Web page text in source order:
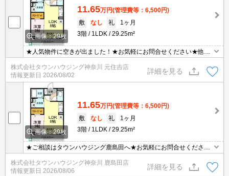
画像：29枚
11.65万円(管理費等：6,500円)
敷
なし 礼
1ヶ月
3階
1LDK 29.25m²
★人気物件に空きが出ました！★お気軽にお問合せください★他社
Mでのご相談も承ります★
株式会社タウンハウジング神奈川 元住吉店
情報更新日 2026/08/02
詳細を見る
画像：29枚
11.65万円(管理費等：6,500円)
敷
なし 礼
1ヶ月
3階
1LDK 29.25m²
★ご相談はタウンハウジング鹿島田へ★お気軽にお問合せください
もお取り扱い可能です★ZOOMでのご相談も承ります★★★お問い
合わせはタウンハウジング神奈川まで★★
株式会社タウンハウジング神奈川 鹿島田店
情報更新日 2026/08/06
詳細を見る